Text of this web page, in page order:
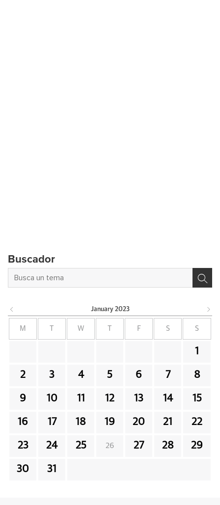
Buscador
January 2023
M W F S S
1
2 3 4 5 6 7 8
9 10 11 12 13 14 15
16 17 18 19 20 21 22
23 24 25 26 27 28 29
30 31